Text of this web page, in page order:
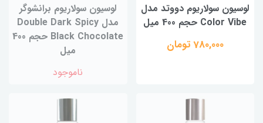
لوسیون سولاریوم دووتد مدل
Color Vibe حجم 400 میل
780,000 تومان
لوسیون سولاریوم برانشوگر
مدل Double Dark Spicy
Black Chocolate حجم 400
میل
ناموجود